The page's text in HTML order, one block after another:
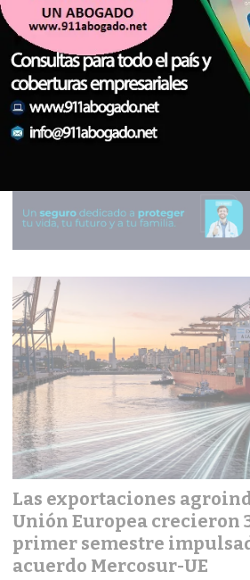
Argentina dejó de liderar
Big Mac más caro y
el índice de The
Agencia de Noticias
ECONOMÍA
Las exportaciones
Unión Europea crecieron
primer semestre
acuerdo Mercosur-UE